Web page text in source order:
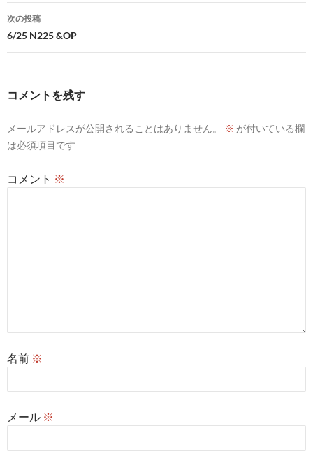
ナ
ビ
ョ
次の投稿
6/25 N225 &OP
コメントを残す
メールアドレスが公開されることはありません。 ※ が付いている欄
は必須項目です
コメント ※
名前 ※
メール ※